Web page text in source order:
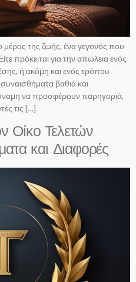
της ζωής, ένα γεγονός που
πρόκειται για την απώλεια ενός
ή ακόμη και ενός τρόπου
βαθιά και
να προσφέρουν παρηγοριά,
τις […]
Οίκο Τελετών
και Διαφορές